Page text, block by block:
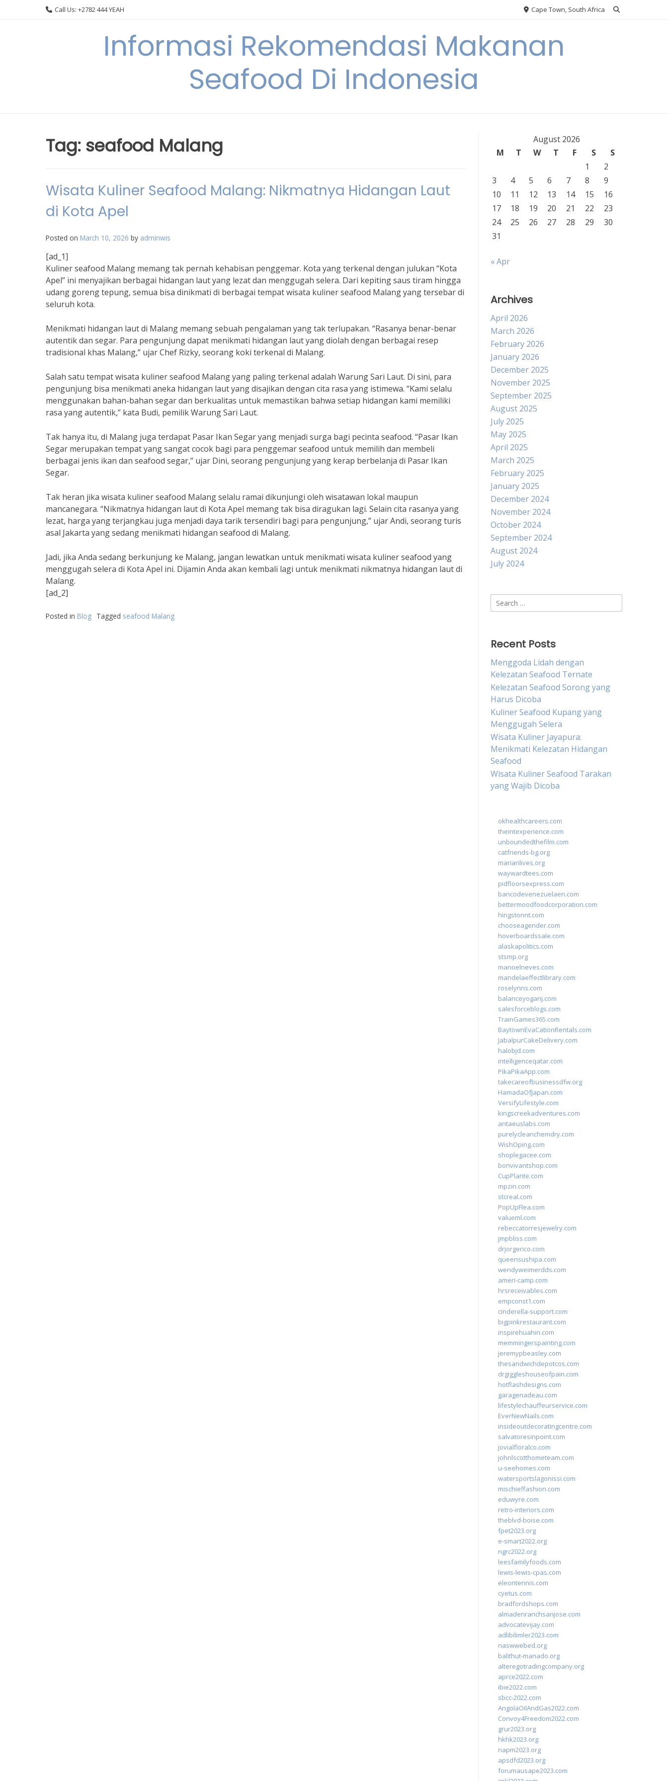
Call Us: +2782 444 YEAH Cape Town, South Africa
Informasi Rekomendasi Makanan
Seafood Di Indonesia
Tag: seafood Malang
Wisata Kuliner Seafood Malang: Nikmatnya Hidangan Laut
di Kota Apel
Posted on March 10, 2026 by adminwis
[ad_1]
Kuliner seafood Malang memang tak pernah kehabisan penggemar. Kota yang terkenal dengan julukan “Kota
Apel” ini menyajikan berbagai hidangan laut yang lezat dan menggugah selera. Dari kepiting saus tiram hingga
udang goreng tepung, semua bisa dinikmati di berbagai tempat wisata kuliner seafood Malang yang tersebar di
seluruh kota.
Menikmati hidangan laut di Malang memang sebuah pengalaman yang tak terlupakan. “Rasanya benar-benar
autentik dan segar. Para pengunjung dapat menikmati hidangan laut yang diolah dengan berbagai resep
tradisional khas Malang,” ujar Chef Rizky, seorang koki terkenal di Malang.
Salah satu tempat wisata kuliner seafood Malang yang paling terkenal adalah Warung Sari Laut. Di sini, para
pengunjung bisa menikmati aneka hidangan laut yang disajikan dengan cita rasa yang istimewa. “Kami selalu
menggunakan bahan-bahan segar dan berkualitas untuk memastikan bahwa setiap hidangan kami memiliki
rasa yang autentik,” kata Budi, pemilik Warung Sari Laut.
Tak hanya itu, di Malang juga terdapat Pasar Ikan Segar yang menjadi surga bagi pecinta seafood. “Pasar Ikan
Segar merupakan tempat yang sangat cocok bagi para penggemar seafood untuk memilih dan membeli
berbagai jenis ikan dan seafood segar,” ujar Dini, seorang pengunjung yang kerap berbelanja di Pasar Ikan
Segar.
Tak heran jika wisata kuliner seafood Malang selalu ramai dikunjungi oleh wisatawan lokal maupun
mancanegara. “Nikmatnya hidangan laut di Kota Apel memang tak bisa diragukan lagi. Selain cita rasanya yang
lezat, harga yang terjangkau juga menjadi daya tarik tersendiri bagi para pengunjung,” ujar Andi, seorang turis
asal Jakarta yang sedang menikmati hidangan seafood di Malang.
Jadi, jika Anda sedang berkunjung ke Malang, jangan lewatkan untuk menikmati wisata kuliner seafood yang
menggugah selera di Kota Apel ini. Dijamin Anda akan kembali lagi untuk menikmati nikmatnya hidangan laut di
Malang.
[ad_2]
Posted in Blog Tagged seafood Malang
August 2026
M
T W T F S
S
1
2
3
4 5 6 7 8
9
10
11 12 13 14 15
16
17
18 19 20 21 22
23
24
25 26 27 28 29
30
31
« Apr
Archives
April 2026
March 2026
February 2026
January 2026
December 2025
November 2025
September 2025
August 2025
July 2025
May 2025
April 2025
March 2025
February 2025
January 2025
December 2024
November 2024
October 2024
September 2024
August 2024
July 2024
Search
for:
Recent Posts
Menggoda Lidah dengan
Kelezatan Seafood Ternate
Kelezatan Seafood Sorong yang
Harus Dicoba
Kuliner Seafood Kupang yang
Menggugah Selera
Wisata Kuliner Jayapura:
Menikmati Kelezatan Hidangan
Seafood
Wisata Kuliner Seafood Tarakan
yang Wajib Dicoba
okhealthcareers.com
theintexperience.com
unboundedthefilm.com
catfriends-bg.org
marianlives.org
waywardtees.com
pidfloorsexpress.com
bancodevenezuelaen.com
bettermoodfoodcorporation.com
hingstonnt.com
chooseagender.com
hoverboardssale.com
alaskapolitics.com
stsmp.org
manoelneves.com
mandelaeffectlibrary.com
roselynns.com
balanceyoganj.com
salesforceblogs.com
TrainGames365.com
BaytownEvaCationRentals.com
JabalpurCakeDelivery.com
halobjd.com
intelligenceqatar.com
PikaPikaApp.com
takecareofbusinessdfw.org
HamadaOfJapan.com
VersifyLifestyle.com
kingscreekadventures.com
antaeuslabs.com
purelycleanchemdry.com
WishOping.com
shoplegacee.com
bonvivantshop.com
CupPlante.com
mpzin.com
stcreal.com
PopUpFlea.com
valueml.com
rebeccatorresjewelry.com
jmpbliss.com
drjorgerico.com
queensushipa.com
wendyweimerdds.com
ameri-camp.com
hrsreceivables.com
empconst1.com
cinderella-support.com
bigpinkrestaurant.com
inspirehuahin.com
memmingerspainting.com
jeremypbeasley.com
thesandwichdepotcos.com
drgiggleshouseofpain.com
hotflashdesigns.com
garagenadeau.com
lifestylechauffeurservice.com
EverNewNails.com
insideoutdecoratingcentre.com
salvatoresinpoint.com
jovialfloralco.com
johnlscotthometeam.com
u-seehomes.com
watersportslagonissi.com
mischieffashion.com
eduwyre.com
retro-interiors.com
theblvd-boise.com
fpet2023.org
e-smart2022.org
ngrc2022.org
leesfamilyfoods.com
lewis-lewis-cpas.com
eleontennis.com
cyetus.com
bradfordshops.com
almadenranchsanjose.com
advocatevijay.com
adlibilimler2023.com
naswwebed.org
balithut-manado.org
alteregotradingcompany.org
aprce2022.com
ibie2022.com
sbcc-2022.com
AngolaOilAndGas2022.com
Convoy4Freedom2022.com
grur2023.org
hkhk2023.org
napm2023.org
apsdfd2023.org
forumausape2023.com